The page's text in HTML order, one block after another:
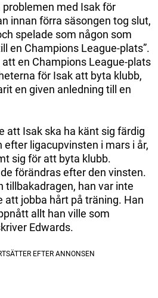
problemen med Isak för
innan förra säsongen tog slut,
spelade som någon som
en Champions League-plats”.
en Champions League-plats
för Isak att byta klubb,
en given anledning till en
att Isak ska ha känt sig färdig
ligacupvinsten i mars i år,
sig för att byta klubb.
förändras efter den vinsten.
tillbakadragen, han var inte
att jobba hårt på träning. Han
allt han ville som
Edwards.